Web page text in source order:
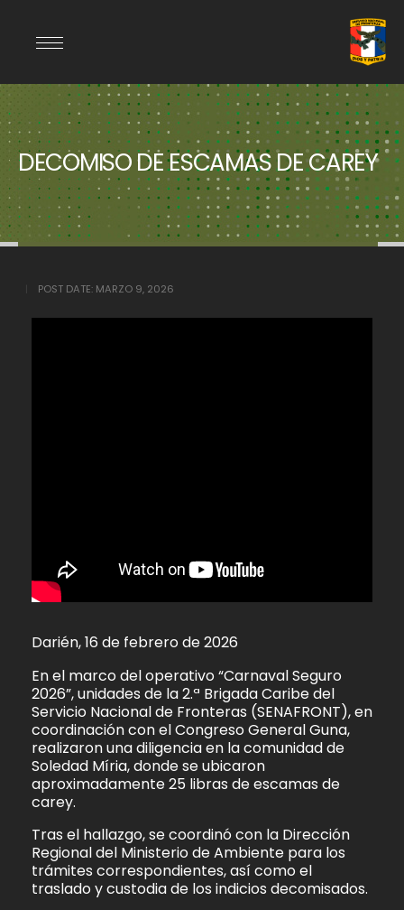
DECOMISO DE ESCAMAS DE CAREY
POST DATE: MARZO 9, 2026
Darién, 16 de febrero de 2026
En el marco del operativo “Carnaval Seguro
2026”, unidades de la 2.ª Brigada Caribe del
Servicio Nacional de Fronteras (SENAFRONT), en
coordinación con el Congreso General Guna,
realizaron una diligencia en la comunidad de
Soledad Míria, donde se ubicaron
aproximadamente 25 libras de escamas de
carey.
Tras el hallazgo, se coordinó con la Dirección
Regional del Ministerio de Ambiente para los
trámites correspondientes, así como el
traslado y custodia de los indicios decomisados.